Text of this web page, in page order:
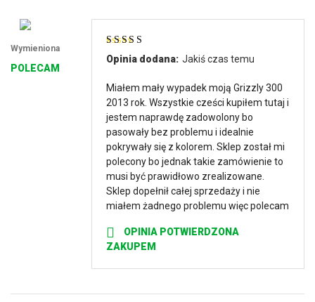
Wymieniona
POLECAM
Oceniono
na
5
Opinia dodana: Jakiś czas temu
Miałem mały wypadek moją Grizzly 300
2013 rok. Wszystkie cześci kupiłem tutaj i
jestem naprawdę zadowolony bo
pasowały bez problemu i idealnie
pokrywały się z kolorem. Sklep został mi
polecony bo jednak takie zamówienie to
musi być prawidłowo zrealizowane.
Sklep dopełnił całej sprzedaży i nie
miałem żadnego problemu więc polecam
OPINIA POTWIERDZONA
ZAKUPEM